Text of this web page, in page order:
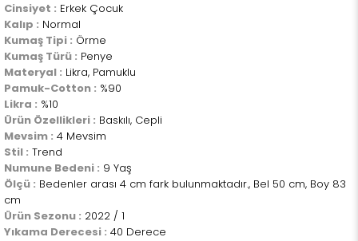
Cinsiyet : Erkek Çocuk
Kalıp : Normal
Kumaş Tipi : Örme
Kumaş Türü : Penye
Materyal : Likra, Pamuklu
Pamuk-Cotton : %90
Likra : %10
Ürün Özellikleri : Baskılı, Cepli
Mevsim : 4 Mevsim
Stil : Trend
Numune Bedeni : 9 Yaş
Ölçü : Bedenler arası 4 cm fark bulunmaktadır., Bel 50 cm, Boy 83
cm
Ürün Sezonu : 2022 / 1
Yıkama Derecesi : 40 Derece